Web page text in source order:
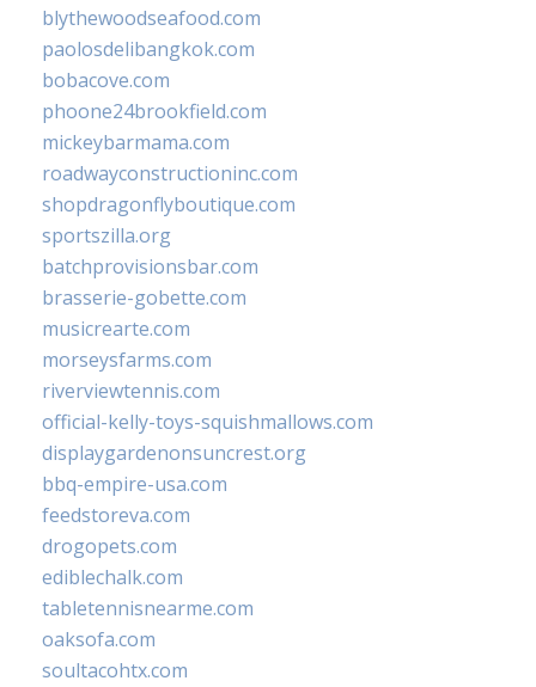
blythewoodseafood.com
paolosdelibangkok.com
bobacove.com
phoone24brookfield.com
mickeybarmama.com
roadwayconstructioninc.com
shopdragonflyboutique.com
sportszilla.org
batchprovisionsbar.com
brasserie-gobette.com
musicrearte.com
morseysfarms.com
riverviewtennis.com
official-kelly-toys-squishmallows.com
displaygardenonsuncrest.org
bbq-empire-usa.com
feedstoreva.com
drogopets.com
ediblechalk.com
tabletennisnearme.com
oaksofa.com
soultacohtx.com